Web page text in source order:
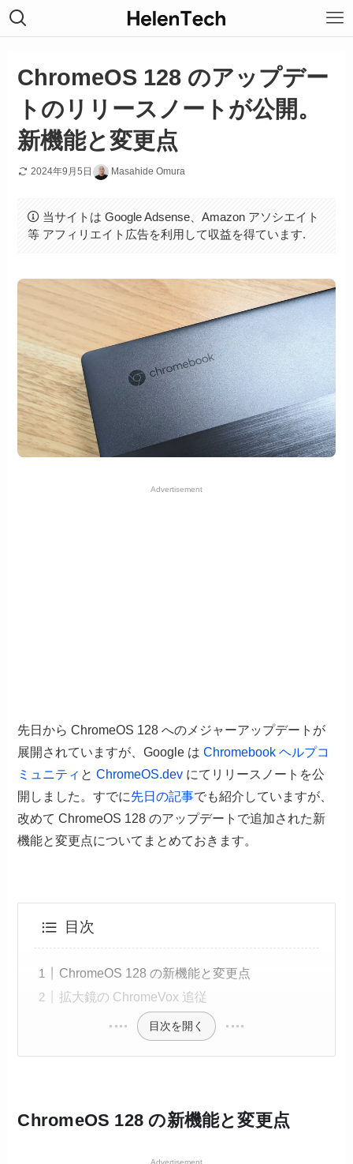
ChromeOS 128 のアップデー
トのリリースノートが公開。
新機能と変更点
2024年9月5日 Masahide Omura
当サイトは Google Adsense、Amazon アソシエイト
等 アフィリエイト広告を利用して収益を得ています.
Advertisement
先日から ChromeOS 128 へのメジャーアップデートが
展開されていますが、Google はChromebook ヘルプコ
ミュニティ とChromeOS.dev にてリリースノートを公
開しました。すでに先日の記事でも紹介していますが、
改めて ChromeOS 128 のアップデートで追加された新
機能と変更点についてまとめておきます。
目次
ChromeOS 128 の新機能と変更点
拡大鏡の ChromeVox 追従
目次を開く
ChromeOS 128 の新機能と変更点
Advertisement